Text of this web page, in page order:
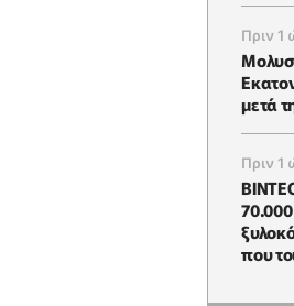
Πριν 1
μετά
Πριν 1
που